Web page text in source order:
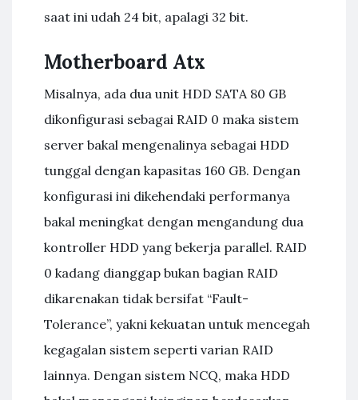
saat ini udah 24 bit, apalagi 32 bit.
Motherboard Atx
Misalnya, ada dua unit HDD SATA 80 GB
dikonfigurasi sebagai RAID 0 maka sistem
server bakal mengenalinya sebagai HDD
tunggal dengan kapasitas 160 GB. Dengan
konfigurasi ini dikehendaki performanya
bakal meningkat dengan mengandung dua
kontroller HDD yang bekerja parallel. RAID
0 kadang dianggap bukan bagian RAID
dikarenakan tidak bersifat “Fault-
Tolerance”, yakni kekuatan untuk mencegah
kegagalan sistem seperti varian RAID
lainnya. Dengan sistem NCQ, maka HDD